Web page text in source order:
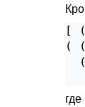
[
(
где